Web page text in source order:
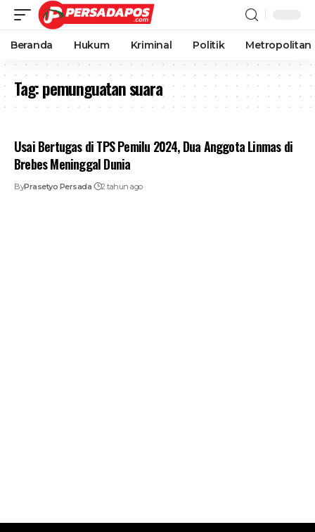
Beranda Hukum Kriminal Politik Metropolitan
Tag:pemunguatan suara
Usai Bertugas di TPS Pemilu 2024, Dua Anggota Linmas di
Brebes Meninggal Dunia
ByPrasetyo Persada 2 tahun ago